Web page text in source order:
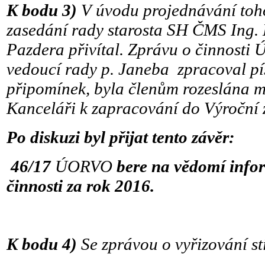
K bodu 3) V úvodu projednávání
zasedání rady starosta SH ČMS
Pazdera přivítal. Zprávu o činnosti
vedoucí rady p. Janeba zpracoval
připomínek, byla členům rozeslána
Kanceláři k zapracování do Výroční
Po diskuzi byl přijat tento závěr:
46/17 ÚORVO bere na vědomí
činnosti za rok 2016.
K bodu 4) Se zprávou o vyřizování